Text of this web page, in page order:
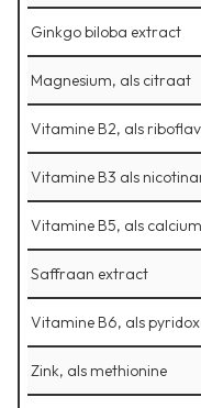
Ginkgo biloba extract
Magnesium, als citraat
Vitamine B2, als
Vitamine B3 als
Vitamine B5, als
Saffraan extract
Vitamine B6, als
Zink, als methionine